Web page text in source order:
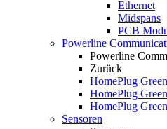
Ethernet
Midspans
PCB
Powerline
Powerline
Zurück
HomePlug
HomePlug
HomePlug
Sensoren